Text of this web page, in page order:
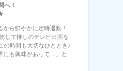
へ！
ら鮮やかに定時退勤！
して推しのテレビ出演を
の時間も大切なひととき♪
にも興味があって…」と